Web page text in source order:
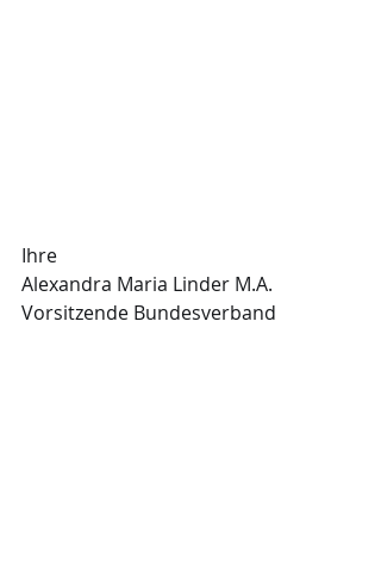
Ihre
Alexandra Maria Linder M.A.
Vorsitzende Bundesverband